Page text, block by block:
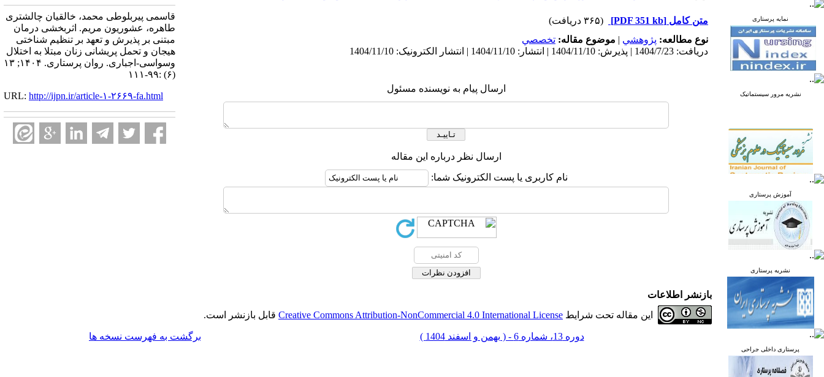
نمایه پرستاری
نشریه مرور سیستماتیک
آموزش پرستاری
نشریه پرستاری
پرستاری داخلی جراحی
متن کامل [PDF 351 kb]
(۳۶۵ دریافت)
نوع مطالعه: پژوهشي | موضوع مقاله: تخصصي
دریافت: 1404/7/23 | پذیرش: 1404/11/10 | انتشار: 1404/11/10 | انتشار الکترونیک: 1404/11/10
ارسال پیام به نویسنده مسئول
ارسال نظر درباره این مقاله
نام کاربری یا پست الکترونیک شما:
قاسمی پیربلوطی محمد، خالقیان چالشتری
طاهره، عشوریون مریم. اثربخشی درمان
مبتنی بر پذیرش و تعهد بر تنظیم شناختی
هیجان و تحمل پریشانی زنان مبتلا به اختلال
وسواسی-اجباری. روان پرستاری. ۱۴۰۴; ۱۳
(۶) :۹۹-۱۱۱
URL: http://ijpn.ir/article-۱-۲۶۶۹-fa.html
بازنشر اطلاعات
این مقاله تحت شرایط Creative Commons Attribution-NonCommercial 4.0 International License قابل بازنشر است.
دوره 13، شماره 6 - ( بهمن و اسفند 1404 ) برگشت به فهرست نسخه ها